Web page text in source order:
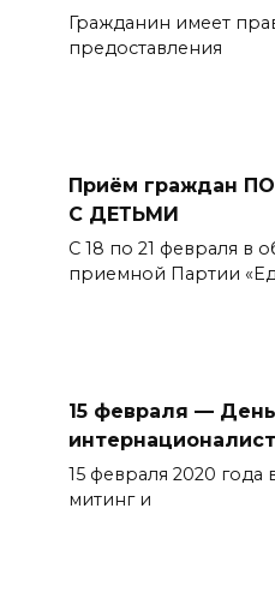
Гражданин имеет
предоставления
Приём граждан
С ДЕТЬМИ
С 18 по 21 февраля в
приемной Партии
15 февраля —
15 февраля 2020 года
митинг и